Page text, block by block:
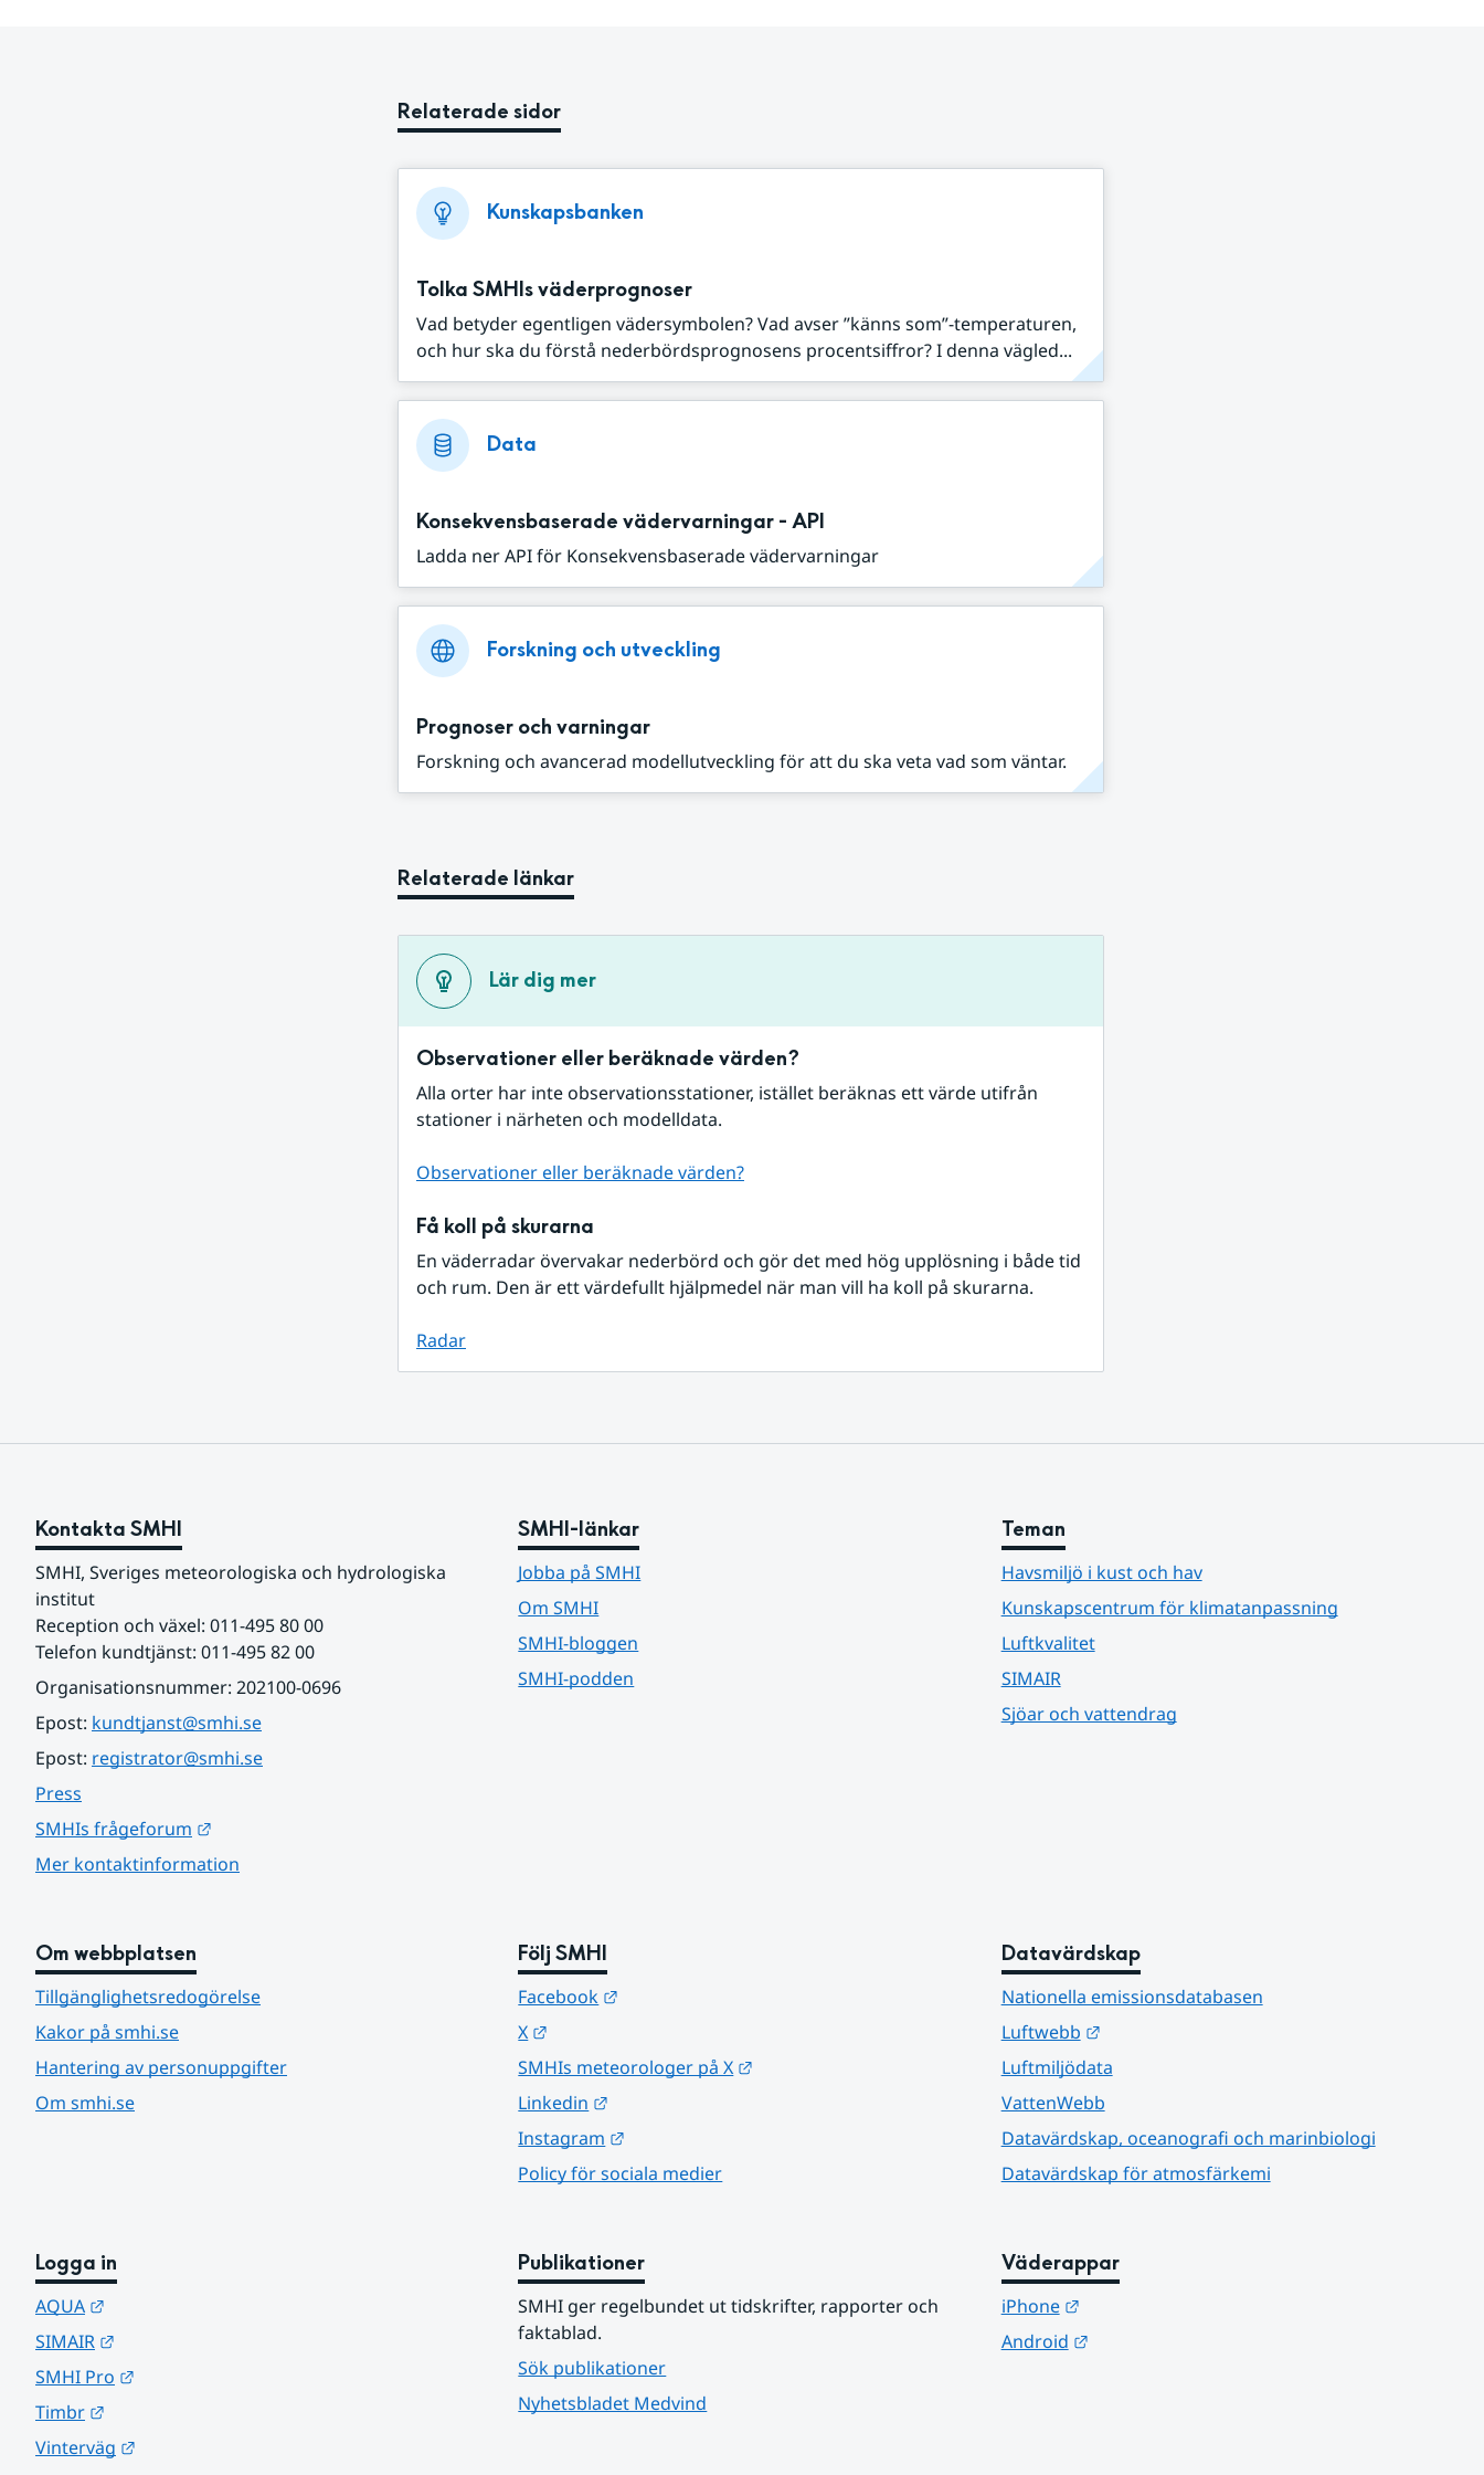
Relaterade sidor
Kunskapsbanken
Tolka SMHIs väderprognoser
Vad betyder egentligen vädersymbolen? Vad avser ”känns som”-temperaturen,
och hur ska du förstå nederbördsprognosens procentsiffror? I denna vägled...
Data
Konsekvensbaserade vädervarningar - API
Ladda ner API för Konsekvensbaserade vädervarningar
Forskning och utveckling
Prognoser och varningar
Forskning och avancerad modellutveckling för att du ska veta vad som väntar.
Relaterade länkar
Lär dig mer
Observationer eller beräknade värden?
Alla orter har inte observationsstationer, istället beräknas ett värde utifrån
stationer i närheten och modelldata.
Observationer eller beräknade värden?
Få koll på skurarna
En väderradar övervakar nederbörd och gör det med hög upplösning i både tid
och rum. Den är ett värdefullt hjälpmedel när man vill ha koll på skurarna.
Radar
Kontakta SMHI
SMHI, Sveriges meteorologiska och hydrologiska
institut
Reception och växel: 011-495 80 00
Telefon kundtjänst: 011-495 82 00
Organisationsnummer: 202100-0696
Epost: kundtjanst@smhi.se
Epost: registrator@smhi.se
Press
SMHIs frågeforum
Mer kontaktinformation
SMHI-länkar
Jobba på SMHI
Om SMHI
SMHI-bloggen
SMHI-podden
Teman
Havsmiljö i kust och hav
Kunskapscentrum för klimatanpassning
Luftkvalitet
SIMAIR
Sjöar och vattendrag
Om webbplatsen
Tillgänglighetsredogörelse
Kakor på smhi.se
Hantering av personuppgifter
Om smhi.se
Följ SMHI
Facebook
X
SMHIs meteorologer på X
Linkedin
Instagram
Policy för sociala medier
Datavärdskap
Nationella emissionsdatabasen
Luftwebb
Länk till annan webbplats.
Luftmiljödata
VattenWebb
Datavärdskap, oceanografi och marinbiologi
Datavärdskap för atmosfärkemi
Logga in
AQUA
SIMAIR
SMHI Pro
Timbr
Vinterväg
Publikationer
SMHI ger regelbundet ut tidskrifter, rapporter och
faktablad.
Sök publikationer
Nyhetsbladet Medvind
Väderappar
iPhone
Länk till annan webbplats.
Android
Länk till annan webbplats.